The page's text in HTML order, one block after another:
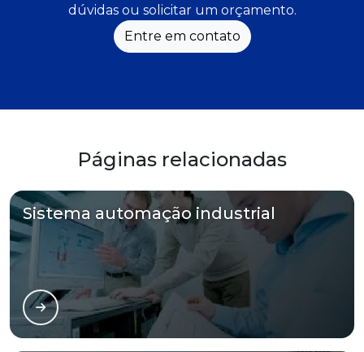
dúvidas ou solicitar um orçamento.
Entre em contato
Páginas relacionadas
Sistema automação industrial